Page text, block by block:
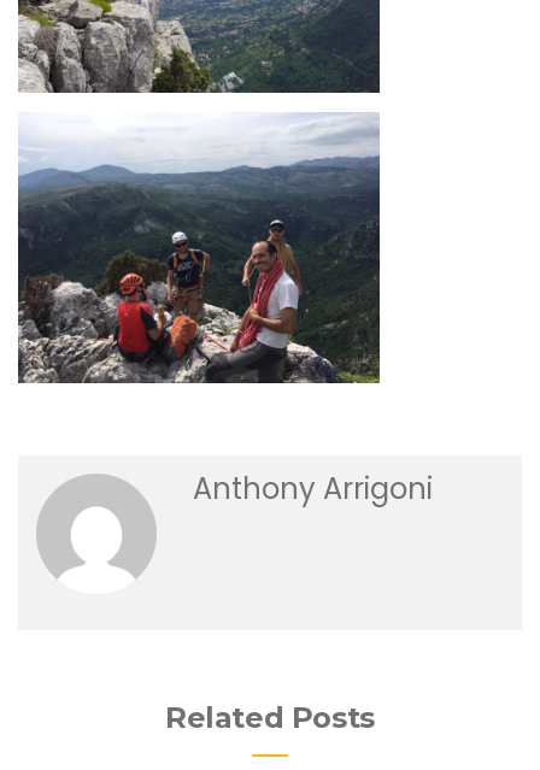
Anthony Arrigoni
Related Posts